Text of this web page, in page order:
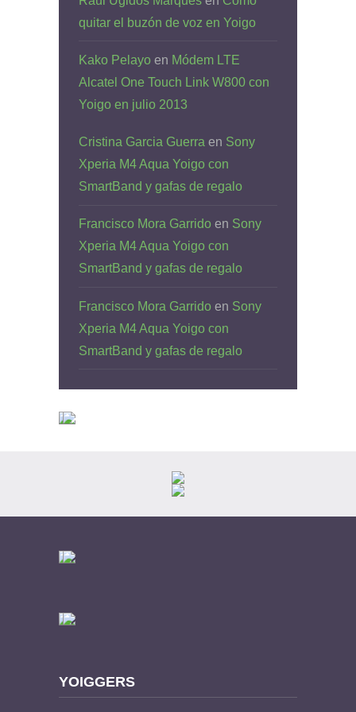
quitar el buzón de voz en Yoigo
Kako Pelayo en Módem LTE
Alcatel One Touch Link W800 con
Yoigo en julio 2013
Cristina Garcia Guerra en Sony
Xperia M4 Aqua Yoigo con
SmartBand y gafas de regalo
Francisco Mora Garrido en Sony
Xperia M4 Aqua Yoigo con
SmartBand y gafas de regalo
Francisco Mora Garrido en Sony
Xperia M4 Aqua Yoigo con
SmartBand y gafas de regalo
YOIGGERS